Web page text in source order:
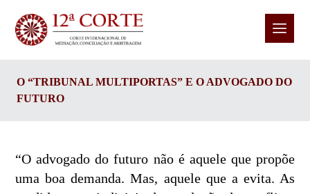
O “TRIBUNAL MULTIPORTAS” E O ADVOGADO DO
FUTURO
“O advogado do futuro não é aquele que propõe
uma boa demanda. Mas, aquele que a evita. As